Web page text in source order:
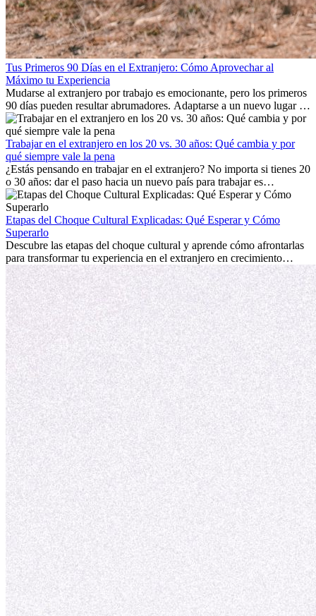
Tus Primeros 90 Días en el Extranjero: Cómo Aprovechar al
Máximo tu Experiencia
Mudarse al extranjero por trabajo es emocionante, pero los primeros
90 días pueden resultar abrumadores. Adaptarse a un nuevo lugar de
trabajo, construir una vida social, comprender la cultura local y lidiar
con la nostalgia son parte del proceso. Esta guía para expatriados te
mostrará cómo aprovechar al máximo tus primeros meses en el
extranjero, asegurando tanto éxito profesional como crecimiento
personal.
Trabajar en el extranjero en los 20 vs. 30 años: Qué cambia y por
qué siempre vale la pena
¿Estás pensando en trabajar en el extranjero? No importa si tienes 20
o 30 años: dar el paso hacia un nuevo país para trabajar es
emocionante y, a veces, desafiante. Muchas personas se preguntan si
la edad marca la diferencia. La verdad es que la experiencia
internacional siempre vale la pena. Puede impulsar tu carrera,
fomentar tu crecimiento personal y ofrecerte valiosas perspectivas
culturales que transforman tu vida.
Etapas del Choque Cultural Explicadas: Qué Esperar y Cómo
Superarlo
Descubre las etapas del choque cultural y aprende cómo afrontarlas
para transformar tu experiencia en el extranjero en crecimiento
personal y adaptación exitosa.